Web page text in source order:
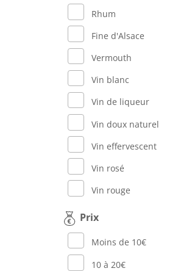
Rhum
Fine d'Alsace
Vermouth
Vin blanc
Vin de liqueur
Vin doux naturel
Vin effervescent
Vin rosé
Vin rouge
Prix
Moins de 10€
10 à 20€